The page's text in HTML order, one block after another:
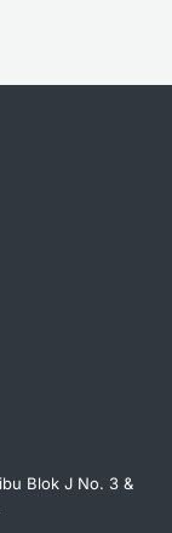
Blok J No. 3 &